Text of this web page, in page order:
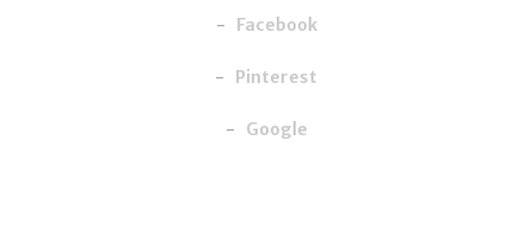
Facebook
Pinterest
Google